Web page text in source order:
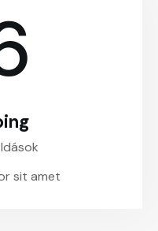
sit amet